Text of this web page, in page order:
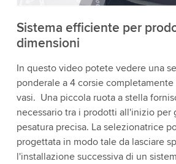
Sistema efficiente per
dimensioni
In questo video potete vedere una
ponderale a 4 corsie
vasi. Una piccola ruota a stella
necessario tra i prodotti all'inizio per
pesatura precisa. La selezionatrice
progettata in modo tale da lasciare
l'installazione successiva di un